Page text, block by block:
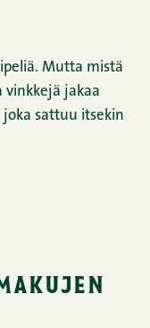
Mutta mistä
vinkkejä jakaa
sattuu itsekin